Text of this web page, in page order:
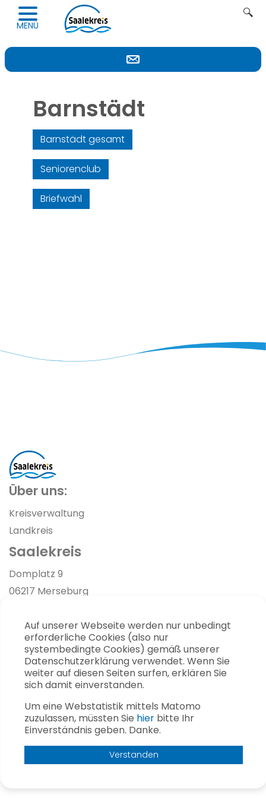
Auf unserer Webseite werden nur unbedingt
erforderliche Cookies (also nur
systembedingte Cookies) gemäß unserer
Datenschutzerklärung verwendet. Wenn Sie
weiter auf diesen Seiten surfen, erklären Sie
sich damit einverstanden.
Um eine Webstatistik mittels Matomo
zuzulassen, müssten Sie hier bitte Ihr
Einverständnis geben. Danke.
Verstanden
MENÜ
Navigation öffnen
Barnstädt
Barnstädt gesamt
Seniorenclub
Briefwahl
Über uns:
Kreisverwaltung
Landkreis
Saalekreis
Link zur Google-Maps Navigation
Domplatz 9
06217 Merseburg
info [at] saalekreis.de
Impressum
Sitemap
Datenschutz
Presse